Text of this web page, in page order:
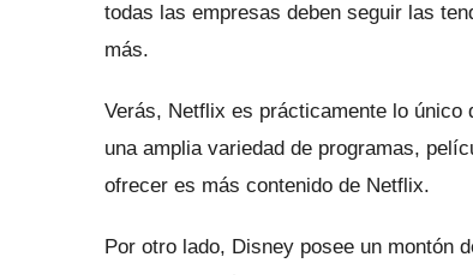
todas las empresas deben seguir las
más.
Verás, Netflix es prácticamente lo único
una amplia variedad de programas,
ofrecer es más contenido de Netflix.
Por otro lado, Disney posee un montón